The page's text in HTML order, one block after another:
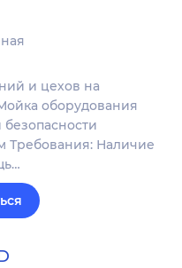
и цехов на
оборудования
Требования: Наличие